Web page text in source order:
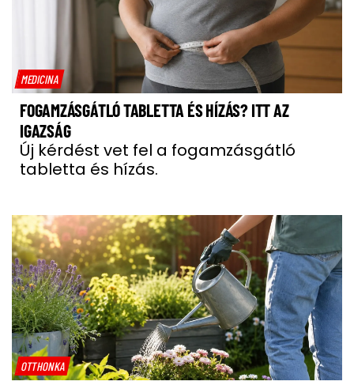
MEDICINA
FOGAMZÁSGÁTLÓ TABLETTA ÉS HÍZÁS? ITT AZ
IGAZSÁG
Új kérdést vet fel a fogamzásgátló
tabletta és hízás.
OTTHONKA